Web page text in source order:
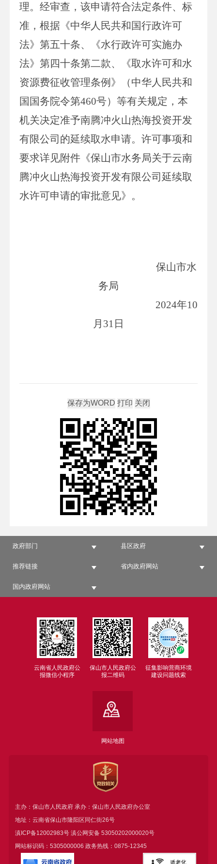
理。 经审查， 该申请符合法定条件、标
准，根据《中华人民共和国行政许可
法》第五十条、
《水行政许可实施办
法》第四十条第二款、
《取水许可和水
资源费征收管理条例》（中华人民共和
国国务院令第460号）等有关规定，本
机关决定准予南腾冲火山热海投资开发
有限公司 的延续取水申请。许可事项和
要求详见附件《保山市水务局关于云南
腾冲火山热海投资开发有限公司延续取
水许可申请的审批意见》。
保山市水
务局
2024年10
月 31 日
政府部门 县区政府
推荐链接 省内政府网站
国内政府网站
云南省人民政府公
报微信小程序
保山市人民政府公
报二维码
征集影响营商环境
建设问题线索
网站地图
主办：保山市人民政府 承办：保山市人民政府办公室
地址：云南省保山市隆阳区同仁街26号
滇ICP备12002983号滇公网安备 53050202000020号
网站标识码：5305000006 政务热线：0875-12345